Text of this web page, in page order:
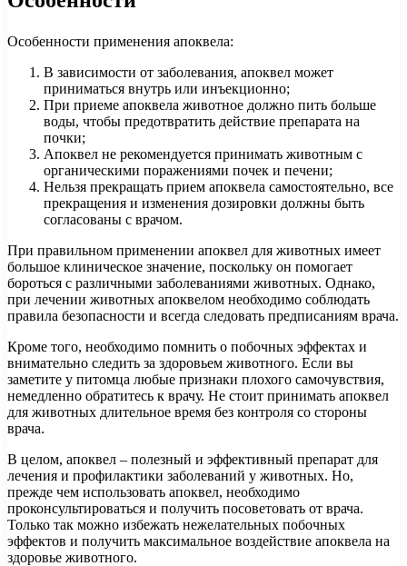
Особенности применения апоквела:
В зависимости от заболевания, апоквел может
приниматься внутрь или инъекционно;
При приеме апоквела животное должно пить больше
воды, чтобы предотвратить действие препарата на
почки;
Апоквел не рекомендуется принимать животным с
органическими поражениями почек и печени;
Нельзя прекращать прием апоквела самостоятельно, все
прекращения и изменения дозировки должны быть
согласованы с врачом.
При правильном применении апоквел для животных имеет
большое клиническое значение, поскольку он помогает
бороться с различными заболеваниями животных. Однако,
при лечении животных апоквелом необходимо соблюдать
правила безопасности и всегда следовать предписаниям врача.
Кроме того, необходимо помнить о побочных эффектах и
внимательно следить за здоровьем животного. Если вы
заметите у питомца любые признаки плохого самочувствия,
немедленно обратитесь к врачу. Не стоит принимать апоквел
для животных длительное время без контроля со стороны
врача.
В целом, апоквел – полезный и эффективный препарат для
лечения и профилактики заболеваний у животных. Но,
прежде чем использовать апоквел, необходимо
проконсультироваться и получить посоветовать от врача.
Только так можно избежать нежелательных побочных
эффектов и получить максимальное воздействие апоквела на
здоровье животного.